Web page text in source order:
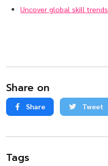
Uncover global skill trends
Share on
Share Tweet
Tags